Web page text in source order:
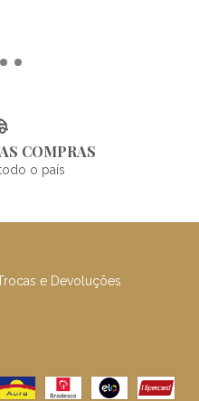
COMPRAS
o país
e Devoluções